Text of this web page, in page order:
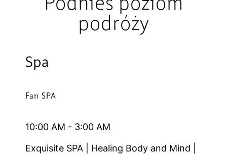
Podnieś poziom
podróży
Spa
Fan SPA
10:00 AM - 3:00 AM
Exquisite SPA | Healing Body and Mind |